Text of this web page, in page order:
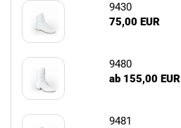
9430
75,00 EUR
9480
ab 155,00 EUR
9481